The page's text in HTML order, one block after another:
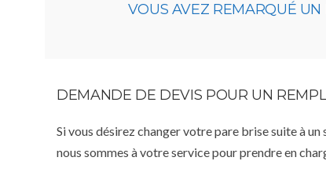
VOUS AVEZ REMARQUÉ
DEMANDE DE DEVIS POUR UN
Si vous désirez changer votre pare brise suite à
nous sommes à votre service pour prendre en